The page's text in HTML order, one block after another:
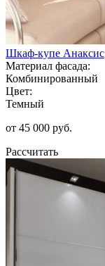
Шкаф-купе Анаксис
Материал фасада:
Комбинированный
Цвет:
Темный
от 45 000 руб.
Рассчитать